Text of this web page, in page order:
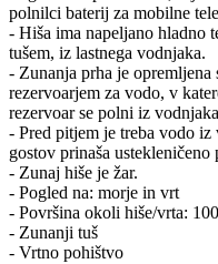
polnilci baterij za mobilne
- Hiša ima napeljano hladno
tušem, iz lastnega vodnjaka.
- Zunanja prha je
rezervoarjem za vodo, v
rezervoar se polni iz
- Pred pitjem je treba vodo
gostov prinaša ustekleničeno
- Zunaj hiše je žar.
- Pogled na: morje in vrt
- Površina okoli hiše/vrta:
- Zunanji tuš
- Vrtno pohištvo